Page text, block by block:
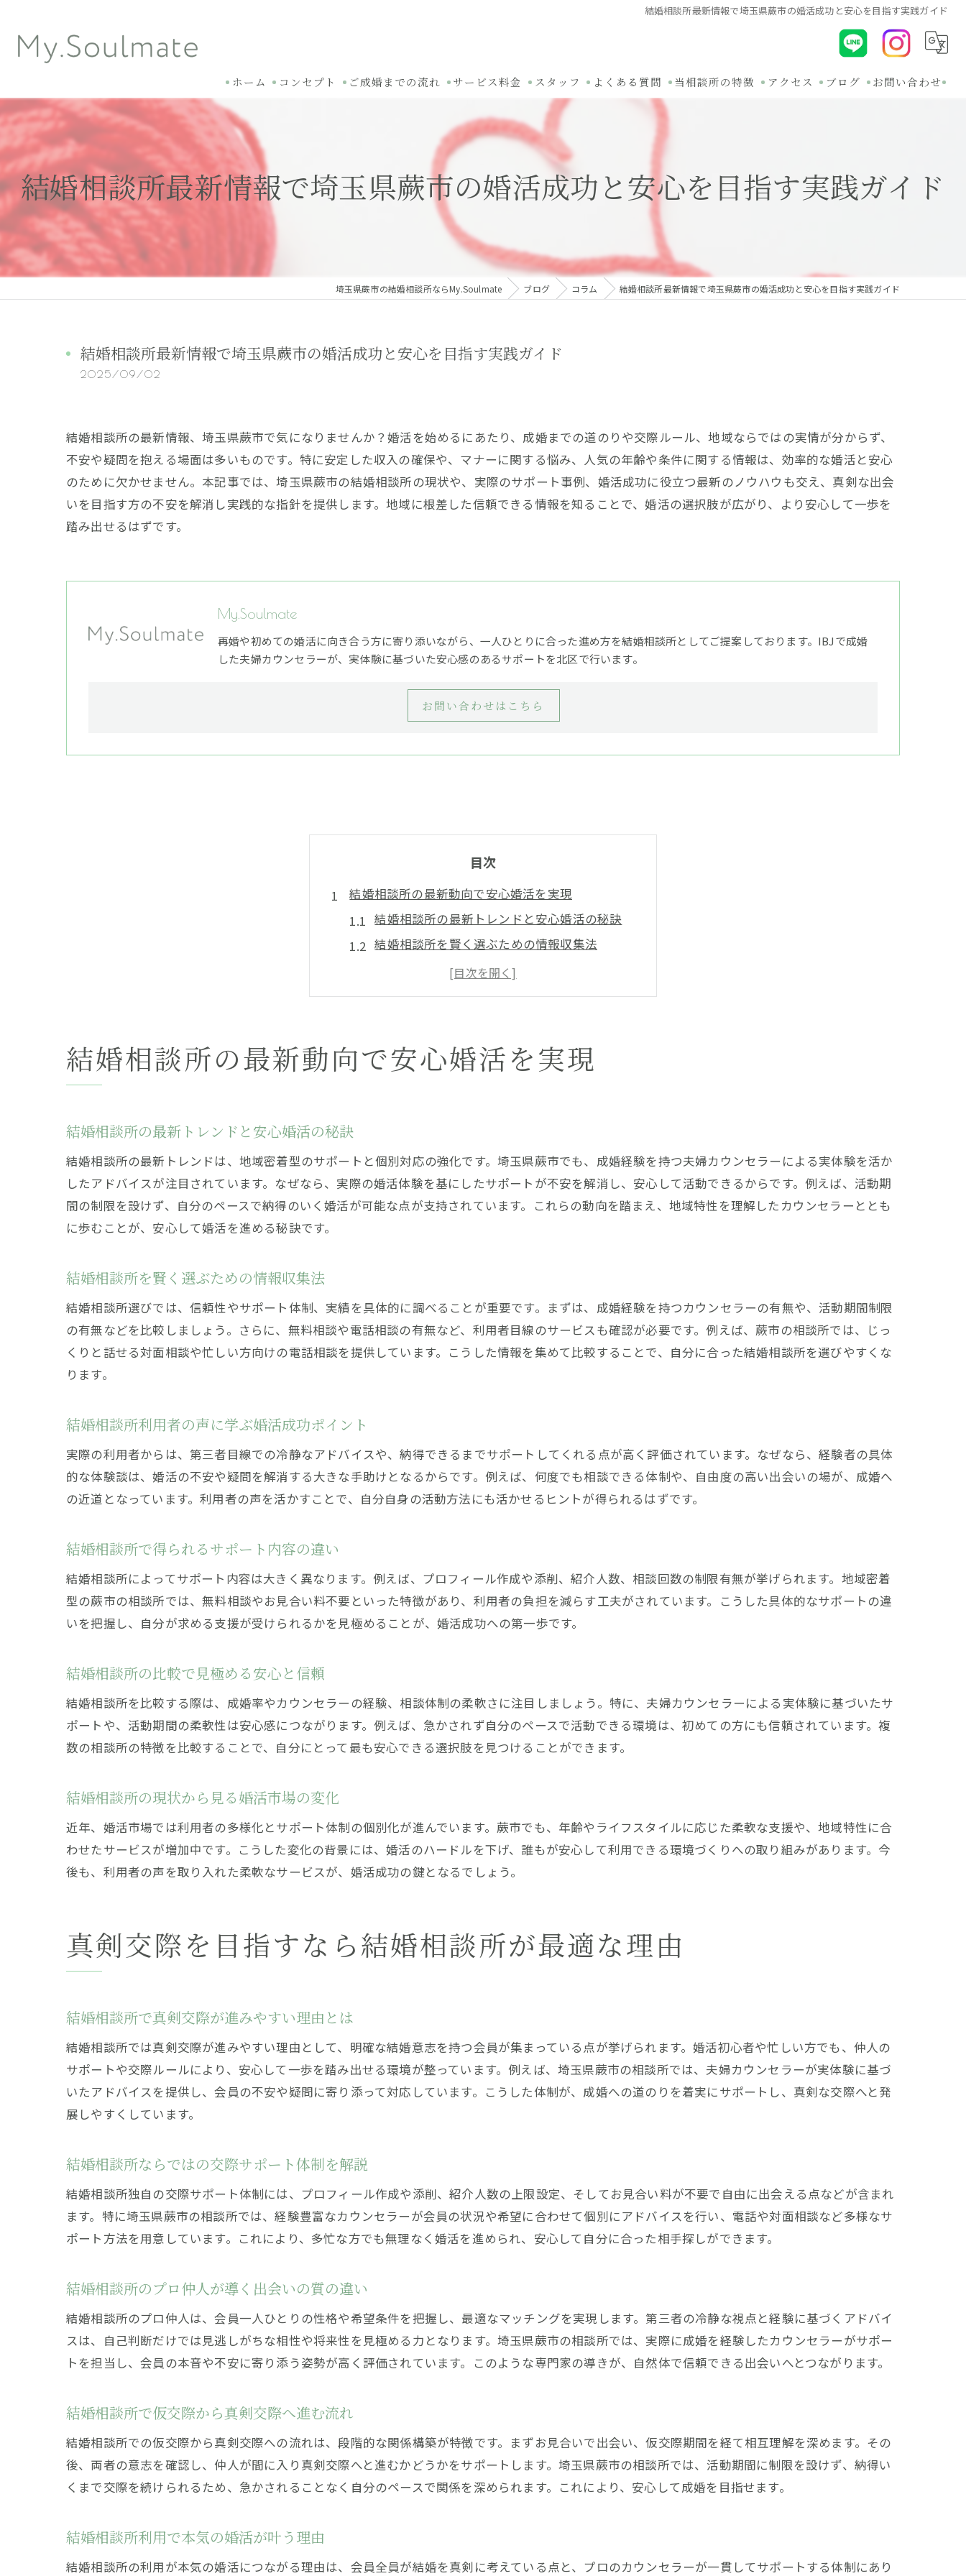
結婚相談所最新情報で埼玉県蕨市の婚活成功と安心を目指す実践ガイド
ホーム コンセプト ご成婚までの流れ サービス料金 スタッフ よくある質問 当相談所の特徴
オンライン
無料相談
アクセス ブログ お問い合わせ
結婚相談所最新情報で埼玉県蕨市の婚活成功と安心を目指す実践ガイド
埼玉県蕨市の結婚相談所ならMy.Soulmate ブログ コラム 結婚相談所最新情報で埼玉県蕨市の婚活成功と安心を目指す実践ガイド
結婚相談所最新情報で埼玉県蕨市の婚活成功と安心を目指す実践ガイド
2025/09/02
結婚相談所の最新情報、埼玉県蕨市で気になりませんか？婚活を始めるにあたり、成婚までの道のりや交際ルール、地域ならではの実情が分からず、
不安や疑問を抱える場面は多いものです。特に安定した収入の確保や、マナーに関する悩み、人気の年齢や条件に関する情報は、効率的な婚活と安心
のために欠かせません。本記事では、埼玉県蕨市の結婚相談所の現状や、実際のサポート事例、婚活成功に役立つ最新のノウハウも交え、真剣な出会
いを目指す方の不安を解消し実践的な指針を提供します。地域に根差した信頼できる情報を知ることで、婚活の選択肢が広がり、より安心して一歩を
踏み出せるはずです。
My.Soulmate
再婚や初めての婚活に向き合う方に寄り添いながら、一人ひとりに合った進め方を結婚相談所としてご提案しております。IBJで成婚
した夫婦カウンセラーが、実体験に基づいた安心感のあるサポートを北区で行います。
お問い合わせはこちら
目次
結婚相談所の最新動向で安心婚活を実現
結婚相談所の最新トレンドと安心婚活の秘訣
結婚相談所を賢く選ぶための情報収集法
結婚相談所利用者の声に学ぶ婚活成功ポイント
結婚相談所で得られるサポート内容の違い
結婚相談所の現状から見る婚活市場の変化
真剣交際を目指すなら結婚相談所が最適な理由
結婚相談所で仮交際から真剣交際へ進む流れ
結婚相談所利用で本気の婚活が叶う理由
結婚相談所で成婚に至るまでのサポート過程
結婚相談所利用者に見る成婚成功のポイント
婚活成功に必要な年収ラインを詳しく解説
結婚相談所で求められる年収ラインの実情
結婚相談所の年収条件と理想のバランスとは
結婚相談所利用で安定収入が重視される背景
結婚相談所で年収以外に大切な要素を確認
結婚相談所で人気の条件や年齢層とは
結婚相談所で人気の高い年齢層の傾向分析
結婚相談所でよく選ばれるプロフィール作成法
結婚相談所の人気条件と年齢層の関係性
結婚相談所で一番モテる年齢層の特徴とは
結婚相談所で守るべきマナーと対応方法
結婚相談所でキスなどスキンシップの基準
結婚相談所の交際中に気をつけるポイント
トラブルを回避する婚活リスク管理法
結婚相談所で信頼関係を築くための注意点
結婚相談所で安心して婚活するリスク管理術
結婚相談所トラブル回避のための心構え
結婚相談所の口コミと実体験を活かす方法
結婚相談所のサポート体制を見極めるコツ
結婚相談所の最新動向で安心婚活を実現
結婚相談所の最新トレンドと安心婚活の秘訣
結婚相談所の最新トレンドは、地域密着型のサポートと個別対応の強化です。埼玉県蕨市でも、成婚経験を持つ夫婦カウンセラーによる実体験を活か
したアドバイスが注目されています。なぜなら、実際の婚活体験を基にしたサポートが不安を解消し、安心して活動できるからです。例えば、活動期
間の制限を設けず、自分のペースで納得のいく婚活が可能な点が支持されています。これらの動向を踏まえ、地域特性を理解したカウンセラーととも
に歩むことが、安心して婚活を進める秘訣です。
結婚相談所を賢く選ぶための情報収集法
結婚相談所選びでは、信頼性やサポート体制、実績を具体的に調べることが重要です。まずは、成婚経験を持つカウンセラーの有無や、活動期間制限
の有無などを比較しましょう。さらに、無料相談や電話相談の有無など、利用者目線のサービスも確認が必要です。例えば、蕨市の相談所では、じっ
くりと話せる対面相談や忙しい方向けの電話相談を提供しています。こうした情報を集めて比較することで、自分に合った結婚相談所を選びやすくな
ります。
結婚相談所利用者の声に学ぶ婚活成功ポイント
実際の利用者からは、第三者目線での冷静なアドバイスや、納得できるまでサポートしてくれる点が高く評価されています。なぜなら、経験者の具体
的な体験談は、婚活の不安や疑問を解消する大きな手助けとなるからです。例えば、何度でも相談できる体制や、自由度の高い出会いの場が、成婚へ
の近道となっています。利用者の声を活かすことで、自分自身の活動方法にも活かせるヒントが得られるはずです。
結婚相談所で得られるサポート内容の違い
結婚相談所によってサポート内容は大きく異なります。例えば、プロフィール作成や添削、紹介人数、相談回数の制限有無が挙げられます。地域密着
型の蕨市の相談所では、無料相談やお見合い料不要といった特徴があり、利用者の負担を減らす工夫がされています。こうした具体的なサポートの違
いを把握し、自分が求める支援が受けられるかを見極めることが、婚活成功への第一歩です。
結婚相談所の比較で見極める安心と信頼
結婚相談所を比較する際は、成婚率やカウンセラーの経験、相談体制の柔軟さに注目しましょう。特に、夫婦カウンセラーによる実体験に基づいたサ
ポートや、活動期間の柔軟性は安心感につながります。例えば、急かされず自分のペースで活動できる環境は、初めての方にも信頼されています。複
数の相談所の特徴を比較することで、自分にとって最も安心できる選択肢を見つけることができます。
結婚相談所の現状から見る婚活市場の変化
近年、婚活市場では利用者の多様化とサポート体制の個別化が進んでいます。蕨市でも、年齢やライフスタイルに応じた柔軟な支援や、地域特性に合
わせたサービスが増加中です。こうした変化の背景には、婚活のハードルを下げ、誰もが安心して利用できる環境づくりへの取り組みがあります。今
後も、利用者の声を取り入れた柔軟なサービスが、婚活成功の鍵となるでしょう。
真剣交際を目指すなら結婚相談所が最適な理由
結婚相談所で真剣交際が進みやすい理由とは
結婚相談所では真剣交際が進みやすい理由として、明確な結婚意志を持つ会員が集まっている点が挙げられます。婚活初心者や忙しい方でも、仲人の
サポートや交際ルールにより、安心して一歩を踏み出せる環境が整っています。例えば、埼玉県蕨市の相談所では、夫婦カウンセラーが実体験に基づ
いたアドバイスを提供し、会員の不安や疑問に寄り添って対応しています。こうした体制が、成婚への道のりを着実にサポートし、真剣な交際へと発
展しやすくしています。
結婚相談所ならではの交際サポート体制を解説
結婚相談所独自の交際サポート体制には、プロフィール作成や添削、紹介人数の上限設定、そしてお見合い料が不要で自由に出会える点などが含まれ
ます。特に埼玉県蕨市の相談所では、経験豊富なカウンセラーが会員の状況や希望に合わせて個別にアドバイスを行い、電話や対面相談など多様なサ
ポート方法を用意しています。これにより、多忙な方でも無理なく婚活を進められ、安心して自分に合った相手探しができます。
結婚相談所のプロ仲人が導く出会いの質の違い
結婚相談所のプロ仲人は、会員一人ひとりの性格や希望条件を把握し、最適なマッチングを実現します。第三者の冷静な視点と経験に基づくアドバイ
スは、自己判断だけでは見逃しがちな相性や将来性を見極める力となります。埼玉県蕨市の相談所では、実際に成婚を経験したカウンセラーがサポー
トを担当し、会員の本音や不安に寄り添う姿勢が高く評価されています。このような専門家の導きが、自然体で信頼できる出会いへとつながります。
結婚相談所で仮交際から真剣交際へ進む流れ
結婚相談所での仮交際から真剣交際への流れは、段階的な関係構築が特徴です。まずお見合いで出会い、仮交際期間を経て相互理解を深めます。その
後、両者の意志を確認し、仲人が間に入り真剣交際へと進むかどうかをサポートします。埼玉県蕨市の相談所では、活動期間に制限を設けず、納得い
くまで交際を続けられるため、急かされることなく自分のペースで関係を深められます。これにより、安心して成婚を目指せます。
結婚相談所利用で本気の婚活が叶う理由
結婚相談所の利用が本気の婚活につながる理由は、会員全員が結婚を真剣に考えている点と、プロのカウンセラーが一貫してサポートする体制にあり